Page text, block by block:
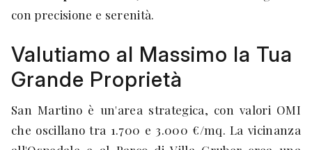
con precisione e serenità.
Valutiamo al Massimo la Tua
Grande Proprietà
San Martino è un'area strategica, con valori OMI
che oscillano tra 1.700 e 3.000 €/mq. La vicinanza